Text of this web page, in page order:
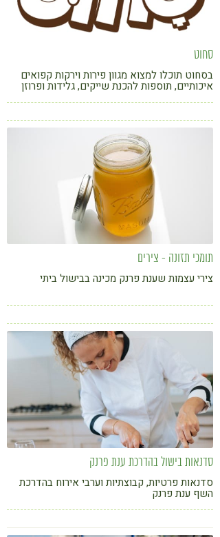
סחוט
בסחוט תוכלו למצוא מגוון פירות וירקות קפואים
איכותיים, תוספות להכנת שייקים, גלידות ופרוזן
יוגורט ביתיים, מגוון בלנדרים ומידע שימושי להכנת
שייקים וגלידות בבית. כל הטוב הזה במחירי מפעל
תומכי תזונה - צירים
צירי עצמות שענת פרנק מכינה בבישול ביתי
סדנאות בישול בהדרכת ענת פרנק
סדנאות פרטיות, קבוצתיות וערבי אירוח בהדרכת
השף ענת פרנק